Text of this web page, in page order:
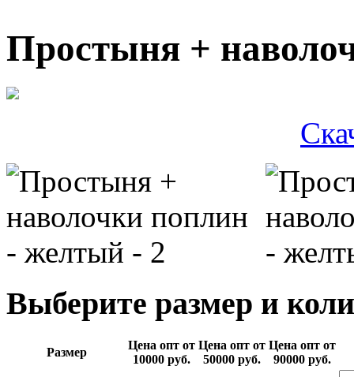
Простыня +
Выберите размер и
Размер
Цена опт от
10000 руб.
Цена опт от
50000 руб.
Цена опт от
90000 руб.